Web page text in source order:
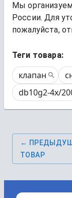
Мы
России. Для
пожалуйста,
Теги товара:
клапан
db10g2-4x/
←
ТОВАР